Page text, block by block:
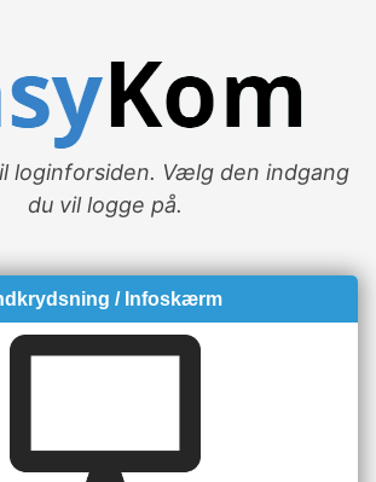
loginforsiden. Vælg den indgang
du vil logge på.
/ Infoskærm